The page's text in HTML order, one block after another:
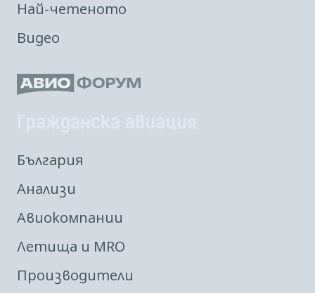
Най-четеното
Видео
България
Анализи
Авиокомпании
Летища и MRO
Производители